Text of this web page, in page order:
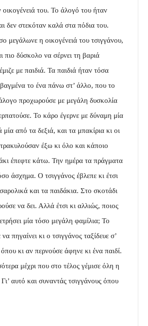
οικογένειά του. Το άλογό του ήταν
δεν στεκόταν καλά στα πόδια του.
μεγάλωνε η οικογένειά του τσιγγάνου,
πιο δύσκολο να σέρνει τη βαριά
με παιδιά. Τα παιδιά ήταν τόσα
το ένα πάνω στ’ άλλο, που το
προχωρούσε με μεγάλη δυσκολία
Το κάρο έγερνε με δύναμη μία
μία από τα δεξιά, και τα μπακίρια κι οι
έξω κι όλο και κάποιο
έπεφτε κάτω. Την ημέρα τα πράγματα
άσχημα. Ο τσιγγάνος έβλεπε κι έτσι
και τα παιδάκια. Στο σκοτάδι
να δει. Αλλά έτσι κι αλλιώς, ποιος
μία τόσο μεγάλη φαμίλια; Το
πηγαίνει κι ο τσιγγάνος ταξίδευε σ’
κι αν περνούσε άφηνε κι ένα παιδί.
μέχρι που στο τέλος γέμισε όλη η
αυτό και συναντάς τσιγγάνους όπου